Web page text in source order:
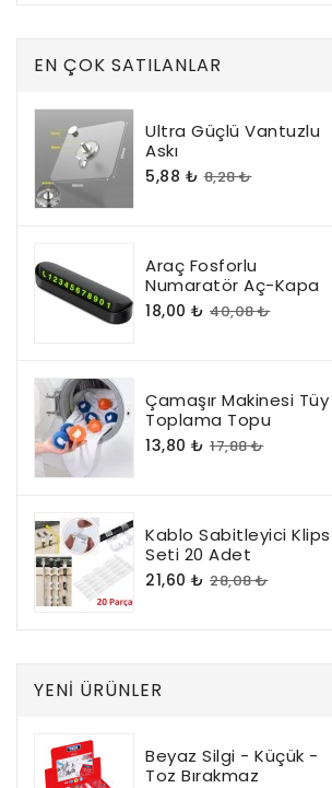
EN ÇOK SATILANLAR
Ultra Güçlü Vantuzlu
Askı
5,88 ₺ 8,28 ₺
Araç Fosforlu
Numaratör Aç-Kapa
18,00 ₺ 40,08 ₺
Çamaşır Makinesi Tüy
Toplama Topu
13,80 ₺ 17,88 ₺
Kablo Sabitleyici Klips
Seti 20 Adet
21,60 ₺ 28,08 ₺
YENI ÜRÜNLER
Beyaz Silgi - Küçük -
Toz Bırakmaz